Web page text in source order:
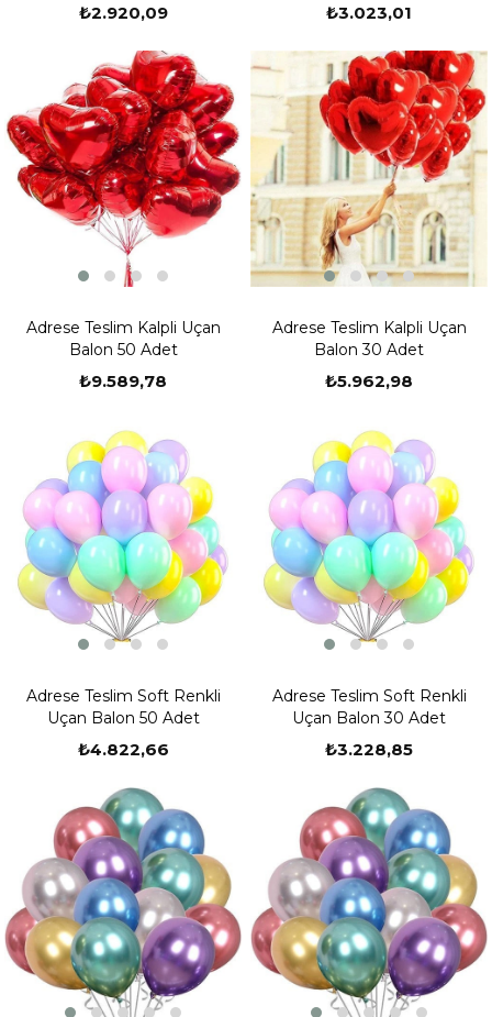
gerçekleştirmekteyiz. Rakam balon, harf balon, metalik, pastel,
modelleri bulunmaktadır. Sipariş etmiş olduğunuz uçan balonlar
şişirilmiş ve ipe bağlanmış olarak hazır bir şekilde tarafınıza teslim
edilmektedir. Sizlerde uğraşmadan kullanmak istediğiniz yerlerde
kolaylıkla kullanabilirsiniz. Sitemizdeki uçan balon modelleri oldukça
uygun fiyatlıdır.
₺2.920,09 ₺3.023,01
Adrese Teslim Kalpli Uçan
Balon 50 Adet
₺9.589,78
Adrese Teslim Kalpli Uçan
Balon 30 Adet
₺5.962,98
Adrese Teslim Soft Renkli
Uçan Balon 50 Adet
₺4.822,66
Adrese Teslim Soft Renkli
Uçan Balon 30 Adet
₺3.228,85